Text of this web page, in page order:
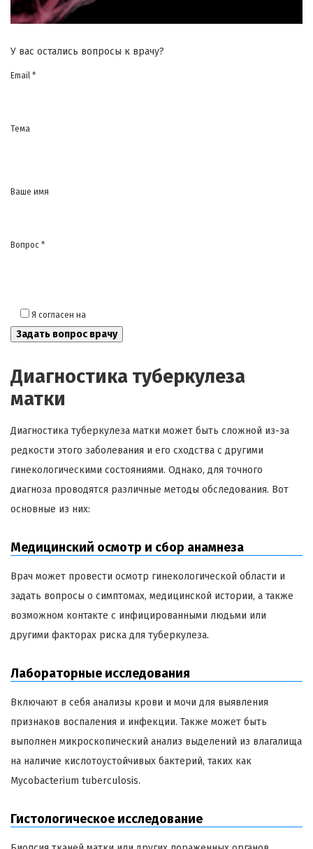
У вас остались вопросы к врачу?
Email *
Тема
Ваше имя
Вопрос *
Я согласен на
Диагностика туберкулеза
матки
Диагностика туберкулеза матки может быть сложной из-за
редкости этого заболевания и его сходства с другими
гинекологическими состояниями. Однако, для точного
диагноза проводятся различные методы обследования. Вот
основные из них:
Медицинский осмотр и сбор анамнеза
Врач может провести осмотр гинекологической области и
задать вопросы о симптомах, медицинской истории, а также
возможном контакте с инфицированными людьми или
другими факторах риска для туберкулеза.
Лабораторные исследования
Включают в себя анализы крови и мочи для выявления
признаков воспаления и инфекции. Также может быть
выполнен микроскопический анализ выделений из влагалища
на наличие кислотоустойчивых бактерий, таких как
Mycobacterium tuberculosis.
Гистологическое исследование